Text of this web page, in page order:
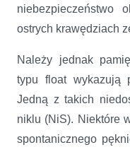
niebezpieczeństwo
ostrych krawędziach
Należy jednak
typu float wykazują
Jedną z takich
niklu (NiS). Niektóre
spontanicznego